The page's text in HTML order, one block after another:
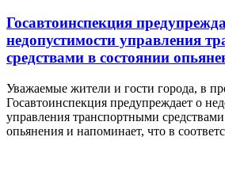
Госавтоинспекция
недопустимости управления
средствами в состоянии
Уважаемые жители и гости города, в
Госавтоинспекция предупреждает о
управления транспортными
опьянения и напоминает, что в